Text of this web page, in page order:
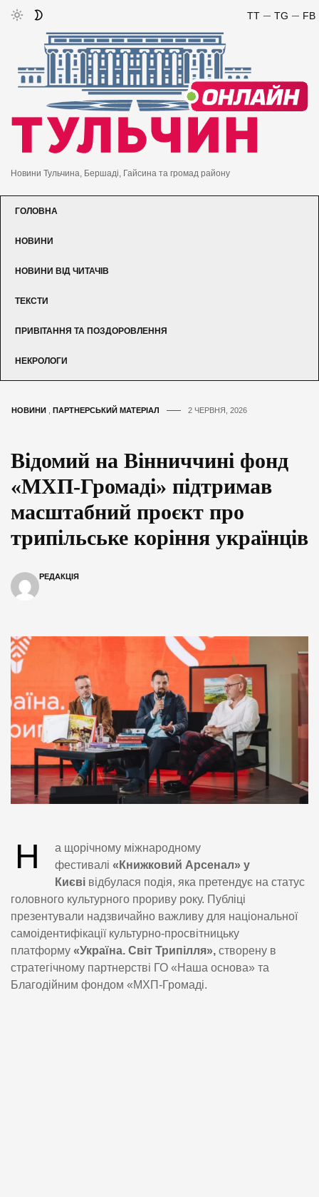
FB
TG
TT
Новини Тульчина, Бершаді, Гайсина та громад району
ГОЛОВНА
НОВИНИ
НОВИНИ ВІД ЧИТАЧІВ
ТЕКСТИ
ПРИВІТАННЯ ТА ПОЗДОРОВЛЕННЯ
НЕКРОЛОГИ
НОВИНИ ПАРТНЕРСЬКИЙ МАТЕРІАЛ 2 ЧЕРВНЯ, 2026
Відомий на Вінниччині фонд
«МХП-Громаді» підтримав
масштабний проєкт про
трипільське коріння українців
РЕДАКЦІЯ
Н
а щорічному міжнародному
фестивалі «Книжковий Арсенал» у
Києві відбулася подія, яка претендує на статус
головного культурного прориву року. Публіці
презентували надзвичайно важливу для національної
самоідентифікації культурно-просвітницьку
платформу «Україна. Світ Трипілля», створену в
стратегічному партнерстві ГО «Наша основа» та
Благодійним фондом «МХП-Громаді.